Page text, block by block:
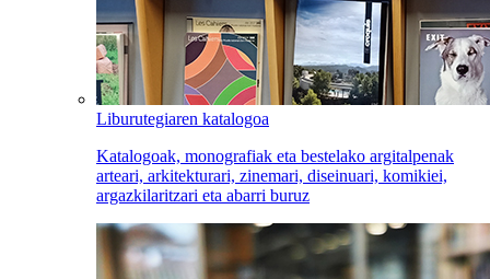
Liburutegiaren katalogoa
Katalogoak, monografiak eta bestelako argitalpenak
arteari, arkitekturari, zinemari, diseinuari, komikiei,
argazkilaritzari eta abarri buruz